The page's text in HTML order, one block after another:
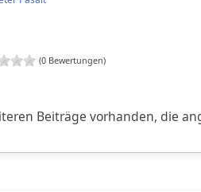
(0 Bewertungen)
Beiträge vorhanden, die